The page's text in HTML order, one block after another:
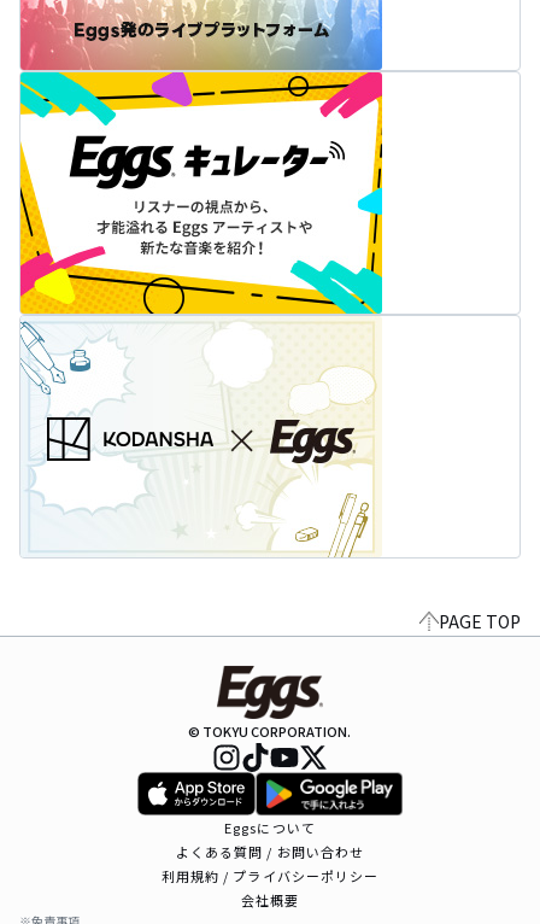
PAGE TOP
© TOKYU CORPORATION.
Eggsについて
よくある質問 / お問い合わせ
利用規約 / プライバシーポリシー
会社概要